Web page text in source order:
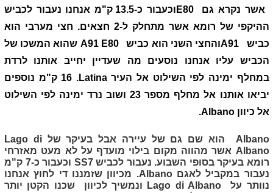
אשר נקרא גםE80
וכעבור כ-13.5 ק"מ אנחנו נעבור לכביש
ההיקפי של רומא אשר מתחלק ל-2 חצאים. חצי מערבי הוא
כביש
A91והחצי השני הוא כביש A91 E80 שהוא המשכו של
הכביש עליו אנחנו נוסעים מה שעדיין יחייב אותנו לרדת
במחלף ימינה לפי השילוט אל העירLatina
. 16 ק"מ נוספים
יביאו אותנו אל מחלף מספר 23 ושוב נרד ימינה לפי השילוט
אל כיווןAlbano
.
Albano הוא שם גם של עיירה אבל בעיקר שלLago di
Albano אשר מהווה מקום בילוי מועדף על לא מעט מאזרחי
רומא בעיקר בסופי השבוע. נעבור לכבישSS7
וכעבור כ-7 ק"מ
נעבור במקביל לאגםAlbano. מכיוון שזמננו די לחוץ אנחנו
נוותר על Lago di Albano
ונמשיך לכיוון שכנו הקטן יותר